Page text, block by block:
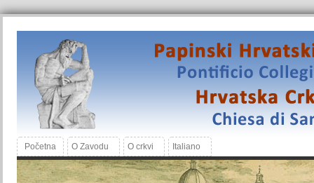
Početna O Zavodu O crkvi Italiano